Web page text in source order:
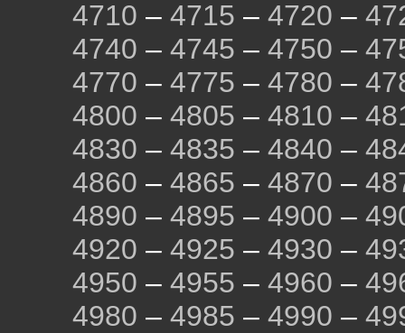
4710 – 4715 – 4720 –
4740 – 4745 – 4750 –
4770 – 4775 – 4780 –
4800 – 4805 – 4810 –
4830 – 4835 – 4840 –
4860 – 4865 – 4870 –
4890 – 4895 – 4900 –
4920 – 4925 – 4930 –
4950 – 4955 – 4960 –
4980 – 4985 – 4990 –